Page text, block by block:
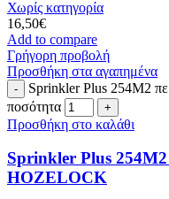
Χωρίς κατηγορία
16,50€
Add to compare
Γρήγορη προβολή
Προσθήκη στα αγαπημένα
Sprinkler Plus 254M2
ποσότητα
Προσθήκη στο καλάθι
Sprinkler Plus 254M2
HOZELOCK